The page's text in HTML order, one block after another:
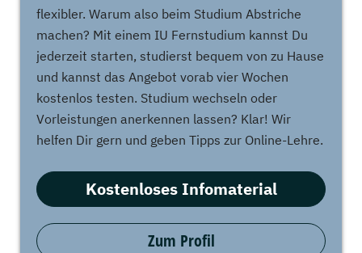
flexibler. Warum also beim Studium Abstriche
machen? Mit einem IU Fernstudium kannst Du
jederzeit starten, studierst bequem von zu Hause
und kannst das Angebot vorab vier Wochen
kostenlos testen. Studium wechseln oder
Vorleistungen anerkennen lassen? Klar! Wir
helfen Dir gern und geben Tipps zur Online-Lehre.
Kostenloses Infomaterial
Zum Profil